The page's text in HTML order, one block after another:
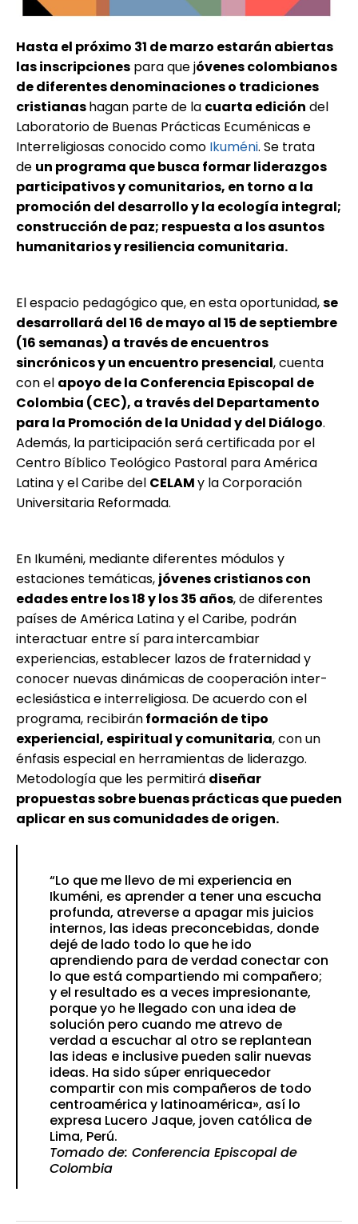
Hasta el próximo 31 de marzo estarán abiertas
las inscripciones para que jóvenes colombianos
de diferentes denominaciones o tradiciones
cristianashagan parte de la cuarta edición del
Laboratorio de Buenas Prácticas Ecuménicas e
Interreligiosas conocido como Ikuméni. Se trata
de un programa que busca formar liderazgos
participativos y comunitarios, en torno a la
promoción del desarrollo y la ecología integral;
construcción de paz; respuesta a los asuntos
humanitarios y resiliencia comunitaria.
El espacio pedagógico que, en esta oportunidad,se
desarrollará del 16 de mayo al 15 de septiembre
(16 semanas) a través de encuentros
sincrónicos y un encuentro presencial, cuenta
con el apoyo de la Conferencia Episcopal de
Colombia (CEC), a través del Departamento
para la Promoción de la Unidad y del Diálogo.
Además, la participación será certificada por el
Centro Bíblico Teológico Pastoral para América
Latina y el Caribe del CELAMy la Corporación
Universitaria Reformada.
En Ikuméni, mediante diferentes módulos y
estaciones temáticas, jóvenes cristianos con
edades entre los 18 y los 35 años, de diferentes
países de América Latina y el Caribe, podrán
interactuar entre sí para intercambiar
experiencias, establecer lazos de fraternidad y
conocer nuevas dinámicas de cooperación inter-
eclesiástica e interreligiosa. De acuerdo con el
programa, recibiránformación de tipo
experiencial, espiritual y comunitaria, con un
énfasis especial en herramientas de liderazgo.
Metodología que les permitirá diseñar
propuestas sobre buenas prácticas que pueden
aplicar en sus comunidades de origen.
“Lo que me llevo de mi experiencia en
Ikuméni, es aprender a tener una escucha
profunda, atreverse a apagar mis juicios
internos, las ideas preconcebidas, donde
dejé de lado todo lo que he ido
aprendiendo para de verdad conectar con
lo que está compartiendo mi compañero;
y el resultado es a veces impresionante,
porque yo he llegado con una idea de
solución pero cuando me atrevo de
verdad a escuchar al otro se replantean
las ideas e inclusive pueden salir nuevas
ideas. Ha sido súper enriquecedor
compartir con mis compañeros de todo
centroamérica y latinoamérica», así lo
expresa Lucero Jaque, joven católica de
Lima, Perú.
Tomado de: Conferencia Episcopal de
Colombia